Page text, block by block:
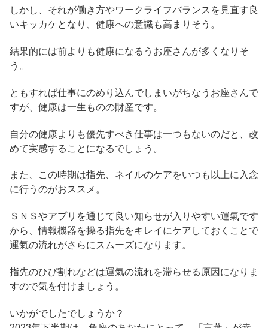
しかし、それが働き方やワークライフバランスを見直す良
いキッカケとなり、健康への意識も高まりそう。
結果的には前よりも健康になるうお座さんが多くなりそ
う。
ともすれば仕事にのめり込んでしまいがちなうお座さんで
すが、健康は一生ものの財産です。
自分の健康よりも優先すべき仕事は一つもないのだと、改
めて実感することになるでしょう。
また、この時期は指先、ネイルのケアをいつも以上に入念
に行うのがおススメ。
ＳＮＳやアプリを通じて良い知らせが入りやすい運氣です
から、情報機器を操る指先をキレイにケアしておくことで
運氣の流れがさらにスムーズになります。
指先のひび割れなどは運氣の流れを滞らせる原因になりま
すので気を付けましょう。
いかがでしたでしょうか？